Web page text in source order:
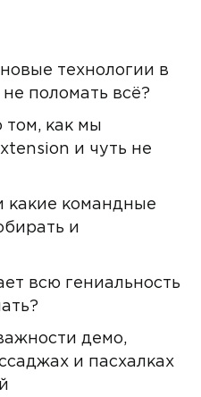
технологии в
поломать всё?
том, как мы
и чуть не
какие командные
и
всю гениальность
демо,
и пасхалках